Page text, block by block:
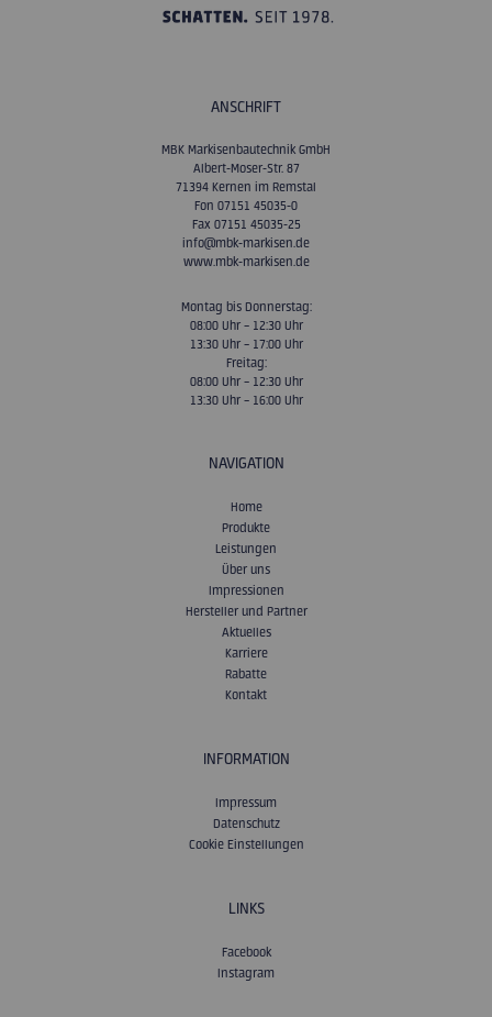
ANSCHRIFT
MBK Markisenbautechnik GmbH
Albert-Moser-Str. 87
71394 Kernen im Remstal
Fon 07151 45035-0
Fax 07151 45035-25
info@mbk-markisen.de
www.mbk-markisen.de
Montag bis Donnerstag:
08:00 Uhr – 12:30 Uhr
13:30 Uhr – 17:00 Uhr
Freitag:
08:00 Uhr – 12:30 Uhr
13:30 Uhr – 16:00 Uhr
NAVIGATION
Home
Produkte
Leistungen
Über uns
Impressionen
Hersteller und Partner
Aktuelles
Karriere
Rabatte
Kontakt
INFORMATION
Impressum
Datenschutz
Cookie Einstellungen
LINKS
Facebook
Instagram